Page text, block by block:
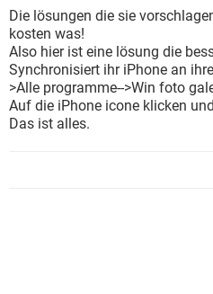
Die lösungen die sie
kosten was!
Also hier ist eine lösung die
Synchronisiert ihr iPhone an
>Alle programme-->Win foto
Auf die iPhone icone klicken
Das ist alles.